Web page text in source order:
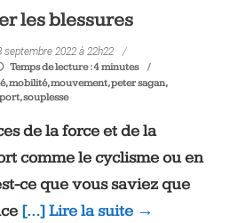
les blessures
2022 à 22h22
Temps de lecture :4minutes
,mobilité,mouvement,peter sagan,
,souplesse
de la force et de la
comme le cyclisme ou en
ce que vous saviez que
[…] Lire la suite →